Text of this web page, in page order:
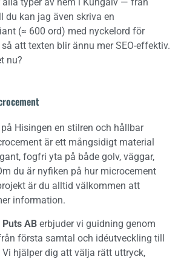
du kan jag även skriva en
(≈ 600 ord) med nyckelord för
att texten blir ännu mer SEO-effektiv.
nu?
Hisingen en stilren och hållbar
är ett mångsidigt material
fogfri yta på både golv, väggar,
du är nyfiken på hur microcement
är du alltid välkommen att
information.
Puts AB erbjuder vi guidning genom
första samtal och idéutveckling till
hjälper dig att välja rätt uttryck,